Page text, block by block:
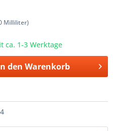
Milliliter)
ca. 1-3 Werktage
den Warenkorb